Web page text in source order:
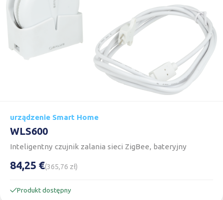
urządzenie Smart Home
WLS600
Inteligentny czujnik zalania sieci ZigBee, bateryjny
84,25 €(365,76 zł)
Produkt dostępny